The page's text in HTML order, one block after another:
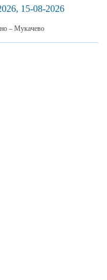
15-08-2026
– Мукачево